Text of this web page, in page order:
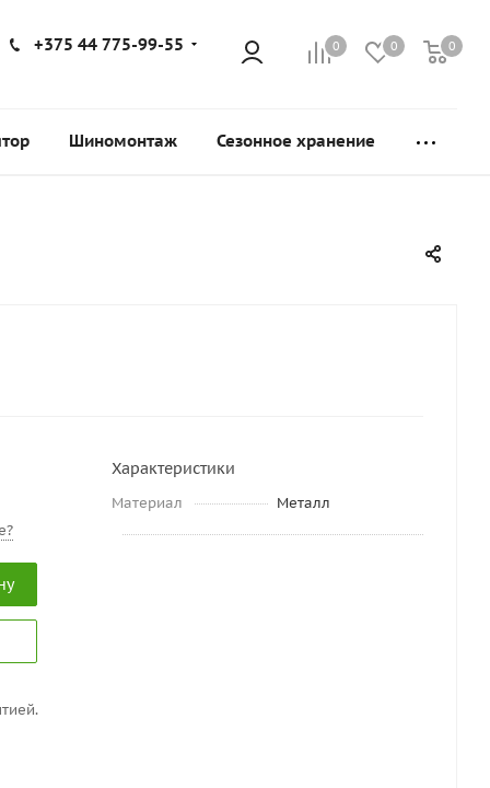
0 0 0
+375 44 775-99-55
Шиномонтаж Сезонное хранение
Характеристики
Материал Металл